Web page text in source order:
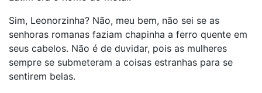
Sim, Leonorzinha? Não, meu bem, não sei se as
senhoras romanas faziam chapinha a ferro quente em
seus cabelos. Não é de duvidar, pois as mulheres
sempre se submeteram a coisas estranhas para se
sentirem belas.